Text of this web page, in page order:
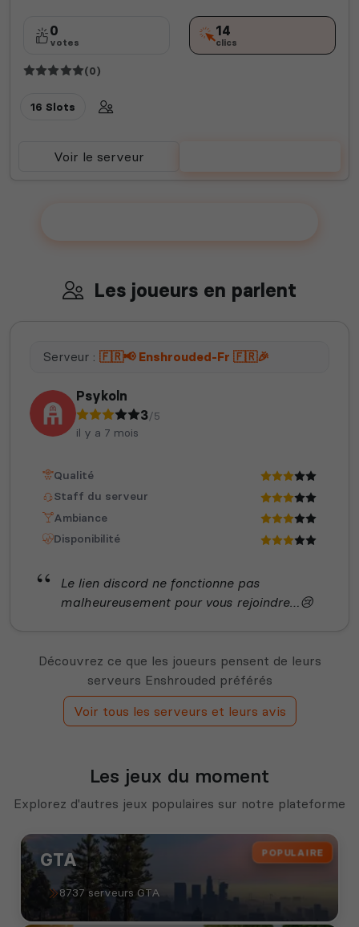
0
votes
14
clics
(0)
16 Slots
Voir le serveur
Les joueurs en parlent
Serveur : 🇫🇷📢 Enshrouded-Fr 🇫🇷🎉
Psykoln
3/5
il y a 7 mois
Qualité
Staff du serveur
Ambiance
Disponibilité
Le lien discord ne fonctionne pas
malheureusement pour vous rejoindre…😢
Découvrez ce que les joueurs pensent de leurs
serveurs Enshrouded préférés
Voir tous les serveurs et leurs avis
Les jeux du moment
Explorez d'autres jeux populaires sur notre plateforme
POPULAIRE
GTA
8737 serveurs GTA